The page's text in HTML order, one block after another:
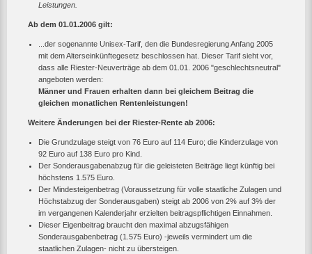
Leistungen.
Ab dem 01.01.2006 gilt:
...der sogenannte Unisex-Tarif, den die Bundesregierung Anfang 2005
mit dem Alterseinkünftegesetz beschlossen hat. Dieser Tarif sieht vor,
dass alle Riester-Neuverträge ab dem 01.01. 2006 "geschlechtsneutral"
angeboten werden:
Männer und Frauen erhalten dann bei gleichem Beitrag die
gleichen monatlichen Rentenleistungen!
Weitere Änderungen bei der Riester-Rente ab 2006:
Die Grundzulage steigt von 76 Euro auf 114 Euro; die Kinderzulage von
92 Euro auf 138 Euro pro Kind.
Der Sonderausgabenabzug für die geleisteten Beiträge liegt künftig bei
höchstens 1.575 Euro.
Der Mindesteigenbetrag (Voraussetzung für volle staatliche Zulagen und
Höchstabzug der Sonderausgaben) steigt ab 2006 von 2% auf 3% der
im vergangenen Kalenderjahr erzielten beitragspflichtigen Einnahmen.
Dieser Eigenbeitrag braucht den maximal abzugsfähigen
Sonderausgabenbetrag (1.575 Euro) -jeweils vermindert um die
staatlichen Zulagen- nicht zu übersteigen.